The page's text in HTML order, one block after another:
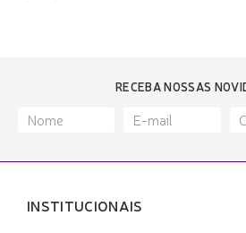
RECEBA NOSSAS
INSTITUCIONAIS